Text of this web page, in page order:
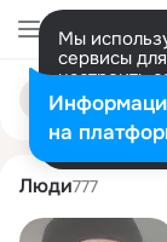
Мы
сервисы
настроить
Поиск
людям
sergey
Люди777
на